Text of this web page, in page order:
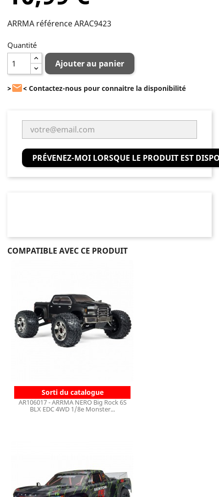
ARRMA référence ARAC9423
Quantité
Ajouter au panier
>< Contactez-nous pour connaitre la disponibilité
PRÉVENEZ-MOI LORSQUE LE PRODUIT EST
COMPATIBLE AVEC CE PRODUIT
Sorti du catalogue
AR106017 - ARRMA NERO Big Rock 6S
BLX EDC 4WD 1/8e Monster...